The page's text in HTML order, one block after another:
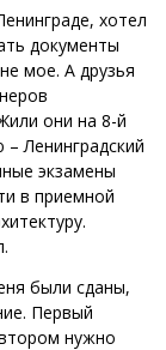
хотел
документы
мое. А друзья
они на 8-й
Ленинградский
экзамены
в приемной
были сданы,
Первый
нужно